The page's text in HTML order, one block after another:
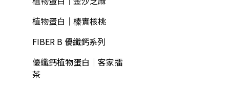
植物蛋白｜榛實核桃
FIBER B 優纖鈣系列
優纖鈣植物蛋白｜客家擂
茶